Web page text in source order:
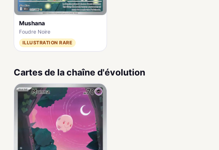
Mushana
Foudre Noire
ILLUSTRATION RARE
Cartes de la chaîne d'évolution